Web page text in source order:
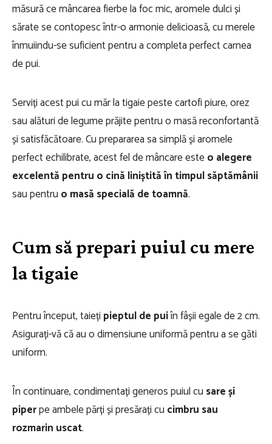
măsură ce mâncarea fierbe la foc mic, aromele dulci și
sărate se contopesc într-o armonie delicioasă, cu merele
înmuiindu-se suficient pentru a completa perfect carnea
de pui.
Serviți acest pui cu măr la tigaie peste cartofi piure, orez
sau alături de legume prăjite pentru o masă reconfortantă
și satisfăcătoare. Cu prepararea sa simplă și aromele
perfect echilibrate, acest fel de mâncare esteo alegere
excelentă pentru o cină liniștită în timpul săptămânii
sau pentru o masă specială de toamnă.
Cum să prepari puiul cu mere
la tigaie
Pentru început, taieți pieptul de puiîn fâșii egale de 2 cm.
Asigurați-vă că au o dimensiune uniformă pentru a se găti
uniform.
În continuare, condimentați generos puiul cu sare și
piperpe ambele părți și presărați cu cimbru sau
rozmarin uscat.